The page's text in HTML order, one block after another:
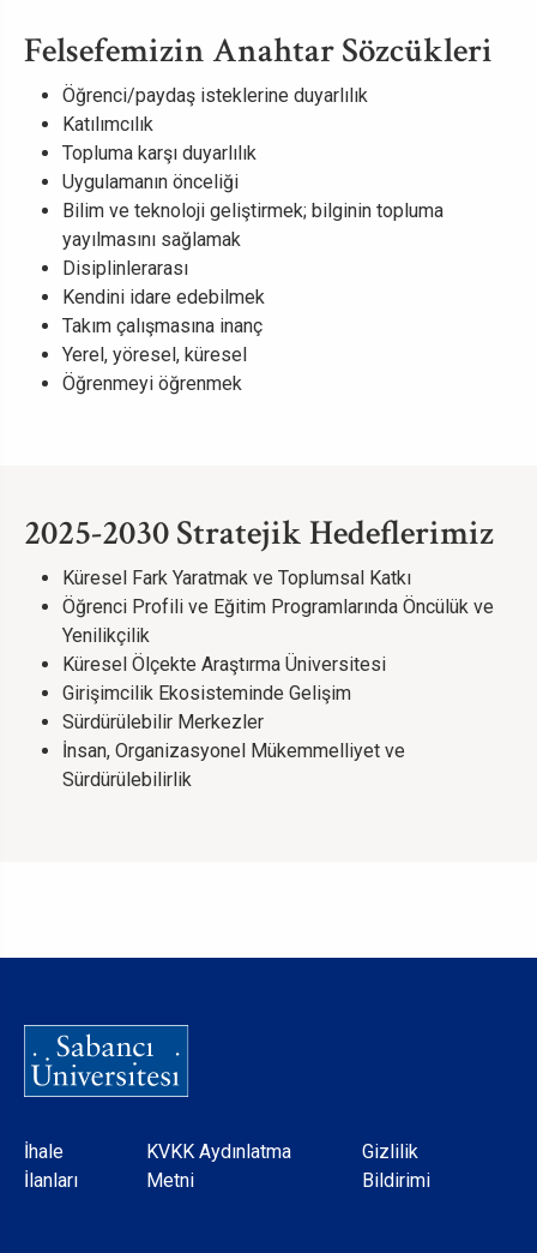
Felsefemizin Anahtar Sözcükleri
Öğrenci/paydaş isteklerine duyarlılık
Katılımcılık
Topluma karşı duyarlılık
Uygulamanın önceliği
Bilim ve teknoloji geliştirmek; bilginin topluma
yayılmasını sağlamak
Disiplinlerarası
Kendini idare edebilmek
Takım çalışmasına inanç
Yerel, yöresel, küresel
Öğrenmeyi öğrenmek
2025-2030 Stratejik Hedeflerimiz
Küresel Fark Yaratmak ve Toplumsal Katkı
Öğrenci Profili ve Eğitim Programlarında Öncülük ve
Yenilikçilik
Küresel Ölçekte Araştırma Üniversitesi
Girişimcilik Ekosisteminde Gelişim
Sürdürülebilir Merkezler
İnsan, Organizasyonel Mükemmelliyet ve
Sürdürülebilirlik
Dipnot
İhale
İlanları
KVKK Aydınlatma
Metni
Gizlilik
Bildirimi